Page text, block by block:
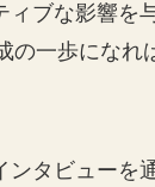
ィブな影響を
の一歩になれ
ンタビューを